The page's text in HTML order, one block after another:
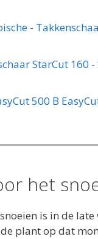
500 B
het
is in de
plant op dat